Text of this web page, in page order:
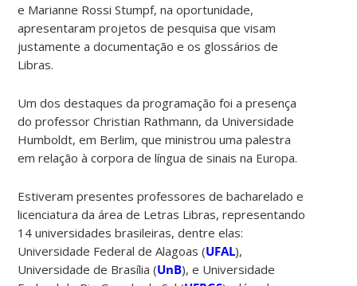
e Marianne Rossi Stumpf, na oportunidade,
apresentaram projetos de pesquisa que visam
justamente a documentação e os glossários de
Libras.
Um dos destaques da programação foi a presença
do professor Christian Rathmann, da Universidade
Humboldt, em Berlim, que ministrou uma palestra
em relação à corpora de língua de sinais na Europa.
Estiveram presentes professores de bacharelado e
licenciatura da área de Letras Libras, representando
14 universidades brasileiras, dentre elas:
Universidade Federal de Alagoas (UFAL),
Universidade de Brasília (UnB), e Universidade